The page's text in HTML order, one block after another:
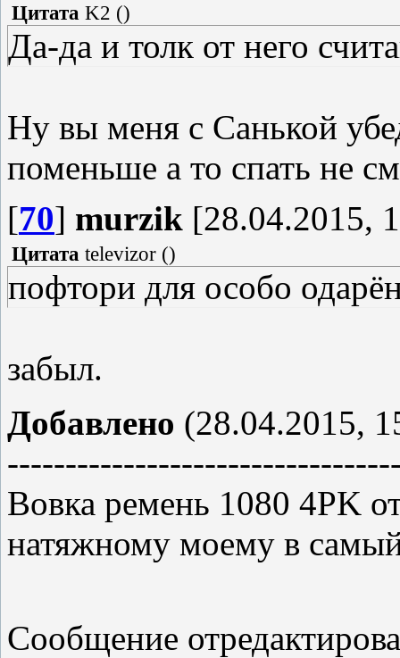
Цитата K2 ()
Да-да и толк от него
Ну вы меня с Санькой
поменьше а то спать не
[70] murzik [28.04.2015,
Цитата televizor ()
пофтори для особо
забыл.
Добавлено (28.04.2015,
Вовка ремень 1080 4PK
натяжному моему в
Сообщение